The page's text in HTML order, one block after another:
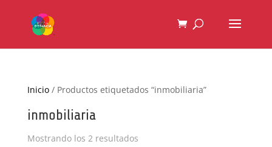
Inicio/ Productos etiquetados “inmobiliaria”
inmobiliaria
Mostrando los 2 resultadosOrdenado